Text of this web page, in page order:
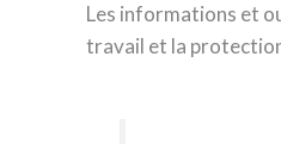
Les informations et
travail et la